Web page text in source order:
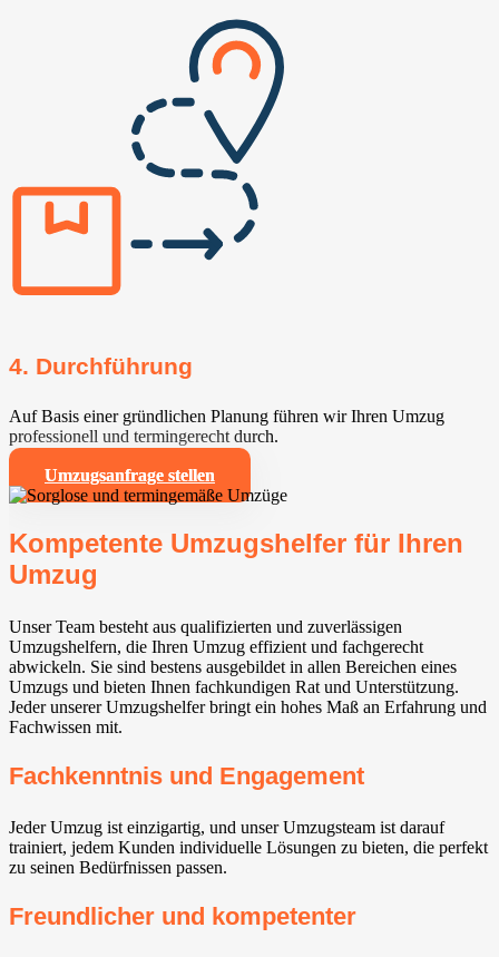
4. Durchführung
Auf Basis einer gründlichen Planung führen wir Ihren Umzug
professionell und termingerecht durch.
Umzugsanfrage stellen
Kompetente Umzugshelfer für Ihren
Umzug
Unser Team besteht aus qualifizierten und zuverlässigen
Umzugshelfern, die Ihren Umzug effizient und fachgerecht
abwickeln. Sie sind bestens ausgebildet in allen Bereichen eines
Umzugs und bieten Ihnen fachkundigen Rat und Unterstützung.
Jeder unserer Umzugshelfer bringt ein hohes Maß an Erfahrung und
Fachwissen mit.
Fachkenntnis und Engagement
Jeder Umzug ist einzigartig, und unser Umzugsteam ist darauf
trainiert, jedem Kunden individuelle Lösungen zu bieten, die perfekt
zu seinen Bedürfnissen passen.
Freundlicher und kompetenter